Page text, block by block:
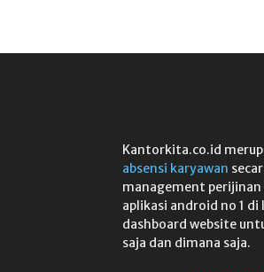
Kantorkita.co.id
absensi karyawan
management perijinan
aplikasi android no 1
dashboard website
saja dan dimana saja.